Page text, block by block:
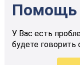
Помощь
У Вас есть
будете